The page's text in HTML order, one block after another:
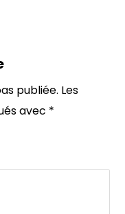
publiée. Les
avec *